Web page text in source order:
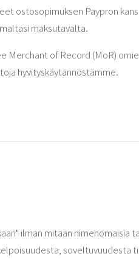
ostosopimuksen Paypron
maksutavalta.
Merchant of Record (MoR)
hyvityskäytännöstämme.
ilman mitään nimenomaisia
soveltuvuudesta